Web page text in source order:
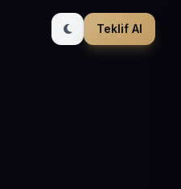
Teklif Al